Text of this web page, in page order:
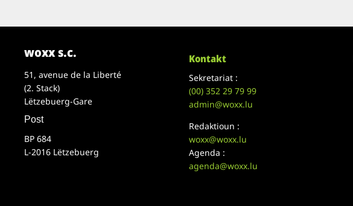
woxx s.c.
51, avenue de la Liberté
(2. Stack)
Lëtzebuerg-Gare
Post
BP 684
L-2016 Lëtzebuerg
Kontakt
Sekretariat :
(00)352 29 79 99
admin@woxx.lu
Redaktioun :
woxx@woxx.lu
Agenda :
agenda@woxx.lu